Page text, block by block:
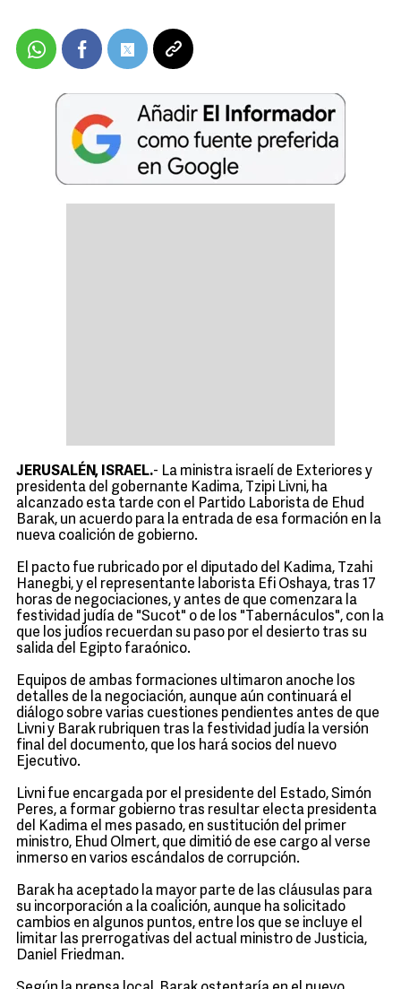
JERUSALÉN, ISRAEL.- La ministra israelí de Exteriores y
presidenta del gobernante Kadima, Tzipi Livni, ha
alcanzado esta tarde con el Partido Laborista de Ehud
Barak, un acuerdo para la entrada de esa formación en la
nueva coalición de gobierno.
El pacto fue rubricado por el diputado del Kadima, Tzahi
Hanegbi, y el representante laborista Efi Oshaya, tras 17
horas de negociaciones, y antes de que comenzara la
festividad judía de "Sucot" o de los "Tabernáculos", con la
que los judíos recuerdan su paso por el desierto tras su
salida del Egipto faraónico.
Equipos de ambas formaciones ultimaron anoche los
detalles de la negociación, aunque aún continuará el
diálogo sobre varias cuestiones pendientes antes de que
Livni y Barak rubriquen tras la festividad judía la versión
final del documento, que los hará socios del nuevo
Ejecutivo.
Livni fue encargada por el presidente del Estado, Simón
Peres, a formar gobierno tras resultar electa presidenta
del Kadima el mes pasado, en sustitución del primer
ministro, Ehud Olmert, que dimitió de ese cargo al verse
inmerso en varios escándalos de corrupción.
Barak ha aceptado la mayor parte de las cláusulas para
su incorporación a la coalición, aunque ha solicitado
cambios en algunos puntos, entre los que se incluye el
limitar las prerrogativas del actual ministro de Justicia,
Daniel Friedman.